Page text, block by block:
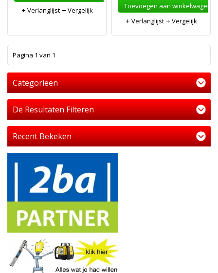
Verlanglijst
Vergelijk
Toevoegen aan winkelwagen
Verlanglijst
Vergelijk
Pagina 1 van 1
Categorieën
De Resultaten Filteren
Recent Bekeken